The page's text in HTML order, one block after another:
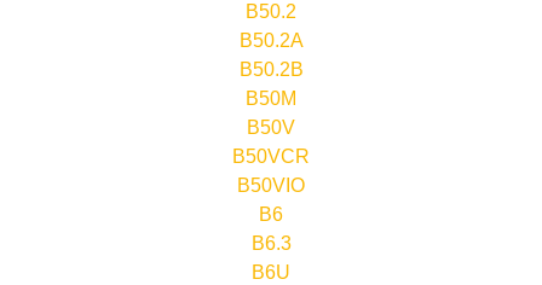
B50.2
B50.2A
B50.2B
B50M
B50V
B50VCR
B50VIO
B6
B6.3
B6U